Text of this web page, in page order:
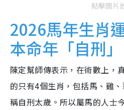
點擊圖片
2026馬年生肖
本命年「自刑」
陳定幫師傳表示，在術數上，
的只有4個生肖，包括馬、雞
稱自刑太歲。所以屬馬的人士